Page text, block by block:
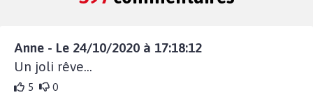
Anne - Le 24/10/2020 à 17:18:12
Un joli rêve...
5 0